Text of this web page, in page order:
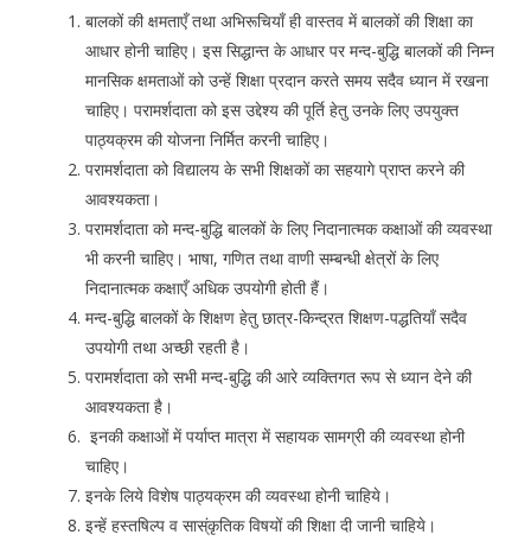
बालकों की क्षमताएँ तथा अभिरूचियाँ ही वास्तव में बालकों की शिक्षा का
आधार होनी चाहिए। इस सिद्धान्त के आधार पर मन्द-बुद्धि बालकों की निम्न
मानसिक क्षमताओं को उन्हें शिक्षा प्रदान करते समय सदैव ध्यान में रखना
चाहिए। परामर्शदाता को इस उद्देश्य की पूर्ति हेतु उनके लिए उपयुक्त
पाठ्यक्रम की योजना निर्मित करनी चाहिए।
परामर्शदाता को विद्यालय के सभी शिक्षकों का सहयागे प्राप्त करने की
आवश्यकता।
परामर्शदाता को मन्द-बुद्धि बालकों के लिए निदानात्मक कक्षाओं की व्यवस्था
भी करनी चाहिए। भाषा, गणित तथा वाणी सम्बन्धी क्षेत्रों के लिए
निदानात्मक कक्षाएँ अधिक उपयोगी होती हैं।
मन्द-बुद्धि बालकों के शिक्षण हेतु छात्र-केिन्द्रत शिक्षण-पद्धतियाँ सदैव
उपयोगी तथा अच्छी रहती है।
परामर्शदाता को सभी मन्द-बुद्धि की आरे व्यक्तिगत रूप से ध्यान देने की
आवश्यकता है।
इनकी कक्षाओं में पर्याप्त मात्रा में सहायक सामग्री की व्यवस्था होनी
चाहिए।
इनके लिये विशेष पाठ्यक्रम की व्यवस्था होनी चाहिये।
इन्हें हस्तषिल्प व सास्ंकृतिक विषयों की शिक्षा दी जानी चाहिये।